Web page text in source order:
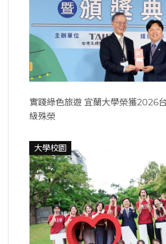
實踐綠色旅遊 宜蘭大學榮獲2026
級殊榮
大學校園